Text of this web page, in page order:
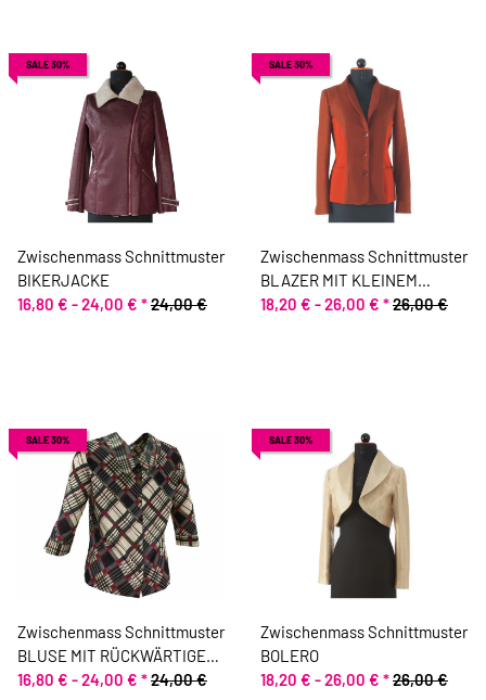
SALE 30%
Zwischenmass Schnittmuster
BIKERJACKE
16,80 € -24,00 € *24,00 €
SALE 30%
Zwischenmass Schnittmuster
BLAZER MIT KLEINEM
KRAGEN
18,20 € -26,00 € *26,00 €
SALE 30%
Zwischenmass Schnittmuster
BLUSE MIT RÜCKWÄRTIGER
KNOPFLEISTE
16,80 € -24,00 € *24,00 €
SALE 30%
Zwischenmass Schnittmuster
BOLERO
18,20 € -26,00 € *26,00 €